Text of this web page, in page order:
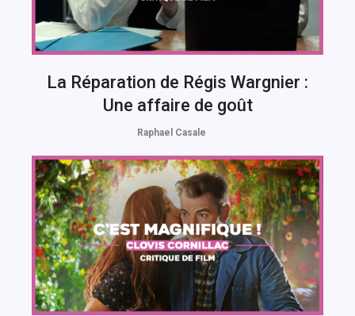
La Réparation de Régis Wargnier :
Une affaire de goût
Raphael Casale